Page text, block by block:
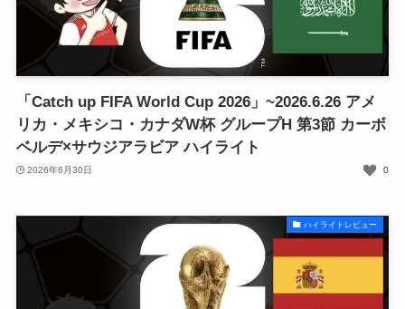
「Catch up FIFA World Cup 2026」~2026.6.26 アメ
リカ・メキシコ・カナダW杯 グループH 第3節 カーボ
ベルデ×サウジアラビア ハイライト
2026年6月30日 0
ハイライトレビュー